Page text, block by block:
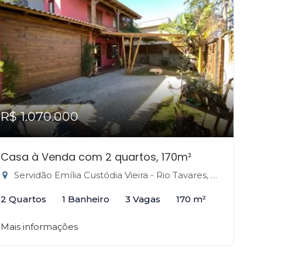
R$ 1.070.000
Casa à Venda com 2 quartos, 170m²
Servidão Emília Custódia Vieira - Rio Tavares, Florianópolis-SC
2 Quartos 1 Banheiro 3 Vagas 170 m²
Mais informações